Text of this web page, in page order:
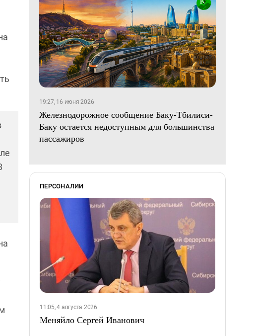
19:27, 16 июня 2026
Железнодорожное сообщение Баку-Тбилиси-
Баку остается недоступным для большинства
пассажиров
ПЕРСОНАЛИИ
11:05, 4 августа 2026
Меняйло Сергей Иванович